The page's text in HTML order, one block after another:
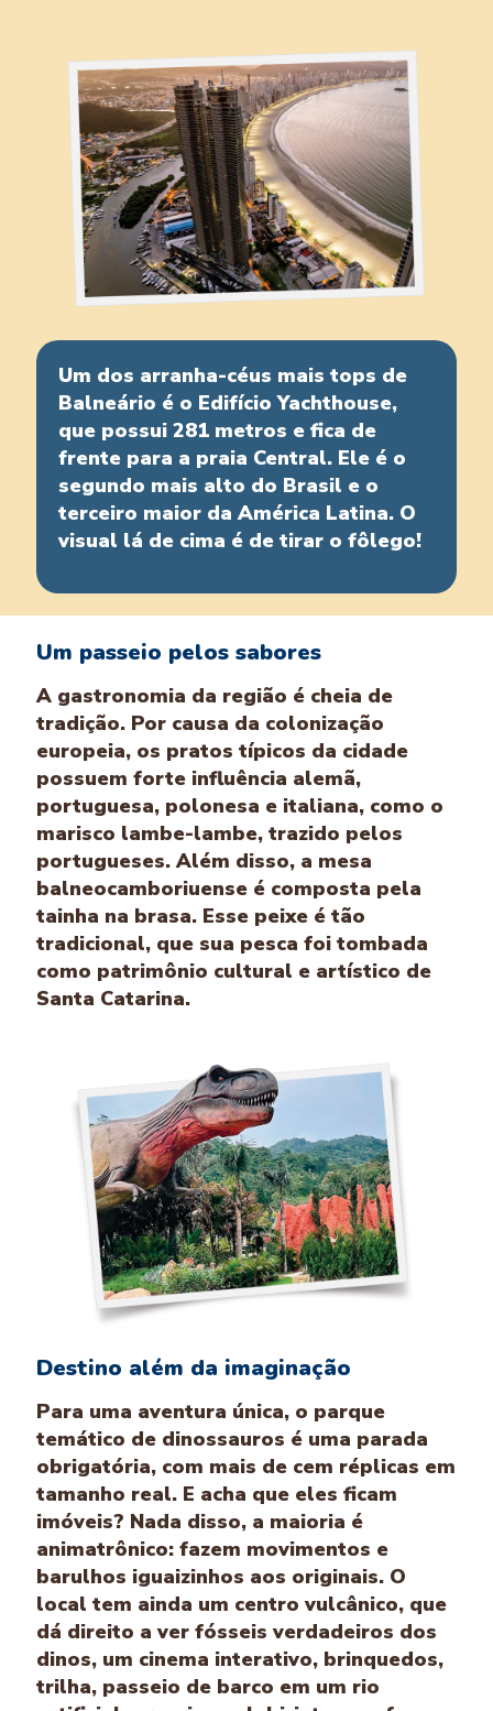
Um dos arranha-céus mais tops de
Balneário é o Edifício Yachthouse,
que possui 281 metros e fica de
frente para a praia Central. Ele é o
segundo mais alto do Brasil e o
terceiro maior da América Latina. O
visual lá de cima é de tirar o fôlego!
Um passeio pelos sabores
A gastronomia da região é cheia de
tradição. Por causa da colonização
europeia, os pratos típicos da cidade
possuem forte influência alemã,
portuguesa, polonesa e italiana, como o
marisco lambe-lambe, trazido pelos
portugueses. Além disso, a mesa
balneocamboriuense é composta pela
tainha na brasa. Esse peixe é tão
tradicional, que sua pesca foi tombada
como patrimônio cultural e artístico de
Santa Catarina.
Destino além da imaginação
Para uma aventura única, o parque
temático de dinossauros é uma parada
obrigatória, com mais de cem réplicas em
tamanho real. E acha que eles ficam
imóveis? Nada disso, a maioria é
animatrônico: fazem movimentos e
barulhos iguaizinhos aos originais. O
local tem ainda um centro vulcânico, que
dá direito a ver fósseis verdadeiros dos
dinos, um cinema interativo, brinquedos,
trilha, passeio de barco em um rio